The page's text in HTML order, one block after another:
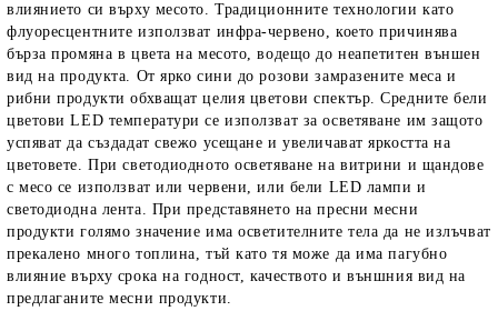
влиянието си върху месото. Традиционните технологии като
флуоресцентните използват инфра-червено, което причинява
бърза промяна в цвета на месото, водещо до неапетитен външен
вид на продукта. От ярко сини до розови замразените меса и
рибни продукти обхващат целия цветови спектър. Средните бели
цветови LED температури се използват за осветяване им защото
успяват да създадат свежо усещане и увеличават яркостта на
цветовете. При светодиодното осветяване на витрини и щандове
с месо се използват или червени, или бели LED лампи и
светодиодна лента. При представянето на пресни месни
продукти голямо значение има осветителните тела да не излъчват
прекалено много топлина, тъй като тя може да има пагубно
влияние върху срока на годност, качеството и външния вид на
предлаганите месни продукти.